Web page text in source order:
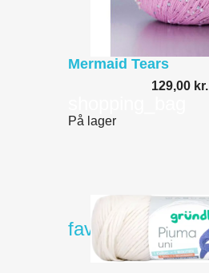
Mermaid Tears
129,00 kr.
På lager
favorite_border